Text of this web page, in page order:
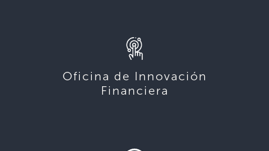
Oficina de Innovación
Financiera